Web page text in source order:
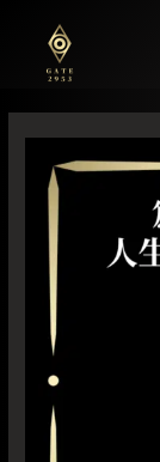
內